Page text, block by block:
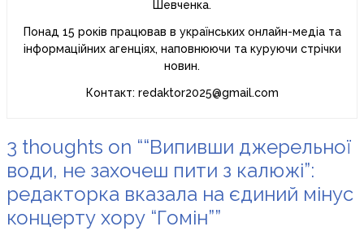
Шевченка.
Понад 15 років працював в українських онлайн-медіа та
інформаційних агенціях, наповнюючи та куруючи стрічки
новин.
Контакт: redaktor2025@gmail.com
3 thoughts on ““Випивши джерельної
води, не захочеш пити з калюжі”:
редакторка вказала на єдиний мінус
концерту хору “Гомін””